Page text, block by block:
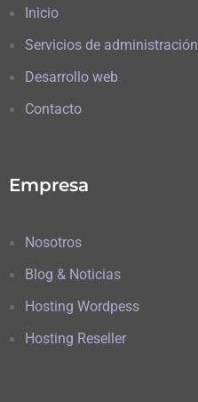
Inicio
Servicios de administración
Desarrollo web
Contacto
Empresa
Nosotros
Blog & Noticias
Hosting Wordpess
Hosting Reseller